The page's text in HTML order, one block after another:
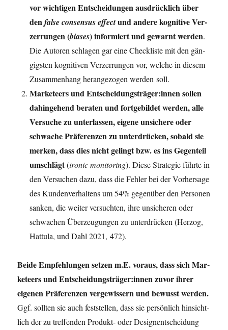
vor wich­ti­gen Ent­schei­dun­gen aus­drück­lich über
denfal­se con­sen­sus effectund ande­re kogni­ti­ve Ver­
zer­run­gen (bia­ses) infor­miert und gewarnt wer­den.
Die Autoren schla­gen gar eine Check­lis­te mit den gän­
gigs­ten kogni­ti­ven Ver­zer­run­gen vor, wel­che in die­sem
Zusam­men­hang her­an­ge­zo­gen wer­den soll.
Mar­ke­teers und Entscheidungsträger:innen sol­len
dahin­ge­hend bera­ten und fort­ge­bil­det wer­den, alle
Ver­su­che zu unter­las­sen, eige­ne unsi­che­re oder
schwa­che Prä­fe­ren­zen zu unter­drü­cken, sobald sie
mer­ken, dass dies nicht gelingt bzw. es ins Gegen­teil
umschlägt(iro­nic moni­to­ring). Die­se Stra­te­gie führ­te in
den Ver­su­chen dazu, dass die Feh­ler bei der Vor­her­sa­ge
des Kun­den­ver­hal­tens um 54% gegen­über den Per­so­nen
san­ken, die wei­ter ver­such­ten, ihre unsi­che­ren oder
schwa­chen Über­zeu­gun­gen zu unter­drü­cken (Her­zog,
Hat­tu­la, und Dahl 2021, 472).
Bei­de Emp­feh­lun­gen set­zen m.E. vor­aus, dass sich Mar­
ke­teers und Entscheidungsträger:innen zuvor ihrer
eige­nen Prä­fe­ren­zen ver­ge­wis­sern und bewusst wer­den.
Ggf. soll­ten sie auch fest­stel­len, dass sie per­sön­lich hin­sicht­
lich der zu tref­fen­den Pro­dukt- oder Design­ent­schei­dung